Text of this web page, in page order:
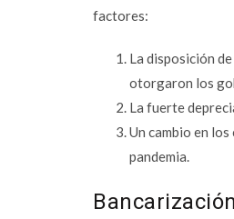
factores:
La disposición
otorgaron los
La fuerte
Un cambio en
pandemia.